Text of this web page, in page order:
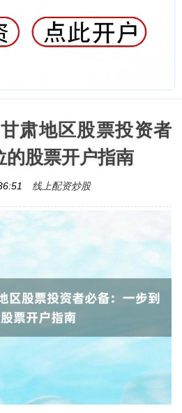
肃地区股票投资者
的股票开户指南
线上配资炒股